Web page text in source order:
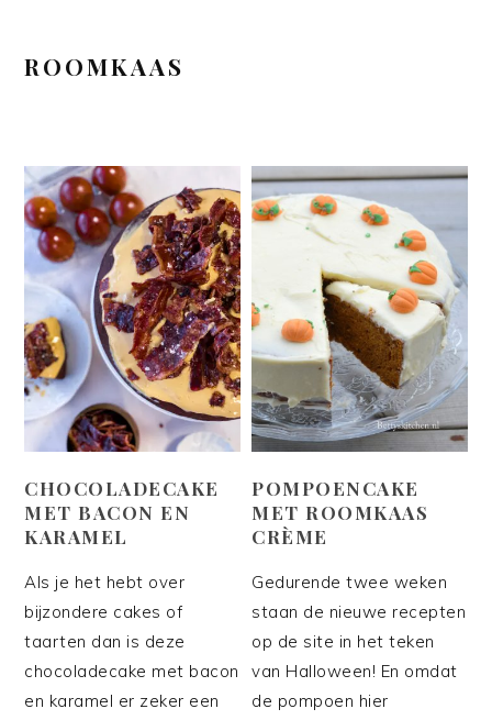
ROOMKAAS
CHOCOLADECAKE
MET BACON EN
KARAMEL
Als je het hebt over
bijzondere cakes of
taarten dan is deze
chocoladecake met bacon
en karamel er zeker een
POMPOENCAKE
MET ROOMKAAS
CRÈME
Gedurende twee weken
staan de nieuwe recepten
op de site in het teken
van Halloween! En omdat
de pompoen hier